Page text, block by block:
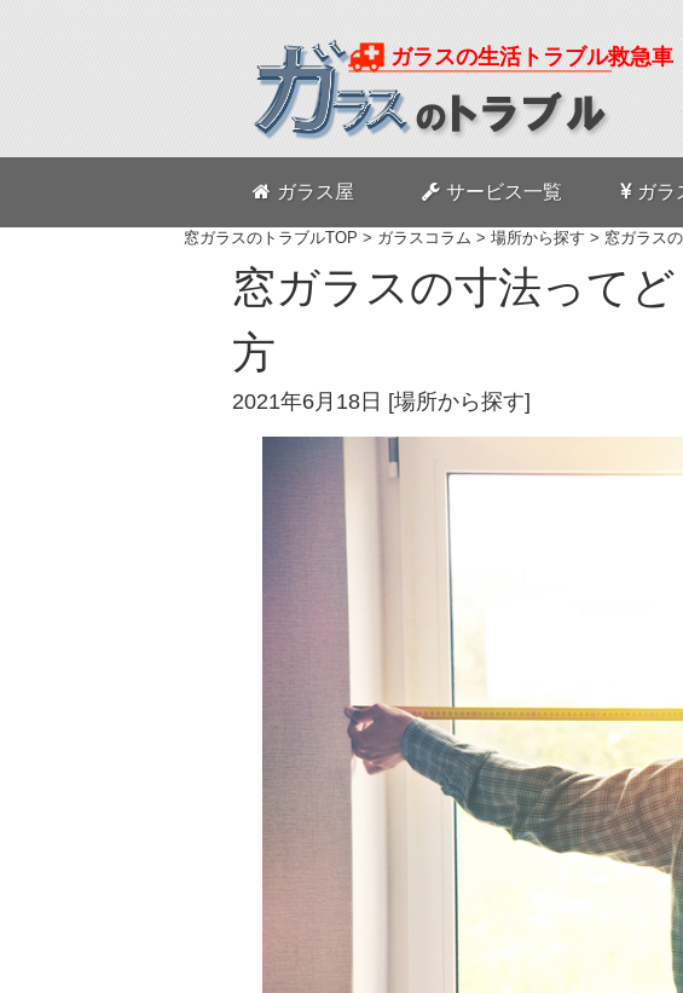
ガラスの生活トラブル救急車
ガラス屋 サービス一覧 ガラ
窓ガラスのトラブルTOP > ガラスコラム > 場所から探す > 窓ガラス
窓ガラスの寸法って
方
2021年6月18日 [場所から探す]